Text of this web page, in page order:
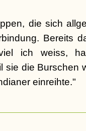
die sich
Bereits
ich weiss,
sie die Burschen
einreihte."